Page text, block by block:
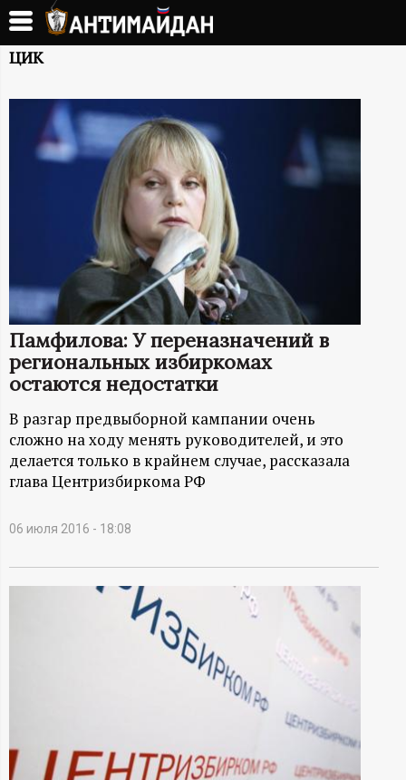
Перейти
основному
А
Н
Й
Д
А
Н
-
и
н
м
ЦИК
Памфилова: У переназначений в
региональных избиркомах
остаются недостатки
В разгар предвыборной кампании очень
сложно на ходу менять руководителей, и это
делается только в крайнем случае, рассказала
глава Центризбиркома РФ
06 июля 2016 - 18:08